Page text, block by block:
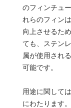
のフィンチュ
れらのフィン
向上させるた
ても、ステン
属が使用され
可能です。
用途に関して
にわたります